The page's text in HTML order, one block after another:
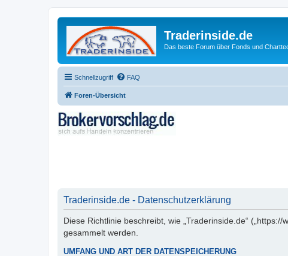
Traderinside.de
Das beste Forum über Fonds und
Schnellzugriff FAQ
Foren-Übersicht
Traderinside.de - Datenschutzerklärung
Diese Richtlinie beschreibt, wie „Traderinside.de“
gesammelt werden.
UMFANG UND ART DER DATENSPEICHERUNG